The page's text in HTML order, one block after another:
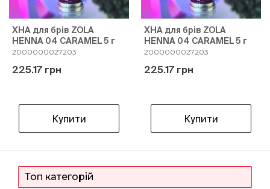
ХНА для брів ZOLA
HENNA 04 CARAMEL 5 г
2000000027203
225.17 грн
Купити
ХНА для брів ZOLA
HENNA 04 CARAMEL 5 г
2000000027203
225.17 грн
Купити
Топ категорій